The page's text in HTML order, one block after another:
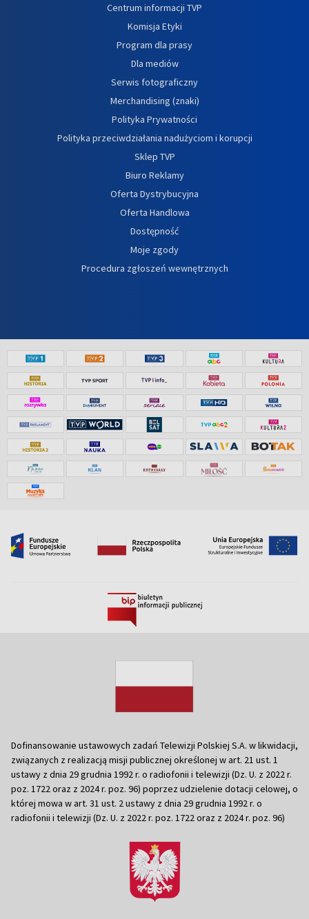
Centrum informacji TVP
Komisja Etyki
Program dla prasy
Dla mediów
Serwis fotograficzny
Merchandising (znaki)
Polityka Prywatności
Polityka przeciwdziałania nadużyciom i korupcji
Sklep TVP
Biuro Reklamy
Oferta Dystrybucyjna
Oferta Handlowa
Dostępność
Moje zgody
Procedura zgłoszeń wewnętrznych
Dofinansowanie ustawowych zadań Telewizji Polskiej S.A. w likwidacji,
związanych z realizacją misji publicznej określonej w art. 21 ust. 1
ustawy z dnia 29 grudnia 1992 r. o radiofonii i telewizji (Dz. U. z 2022 r.
poz. 1722 oraz z 2024 r. poz. 96) poprzez udzielenie dotacji celowej, o
której mowa w art. 31 ust. 2 ustawy z dnia 29 grudnia 1992 r. o
radiofonii i telewizji (Dz. U. z 2022 r. poz. 1722 oraz z 2024 r. poz. 96)